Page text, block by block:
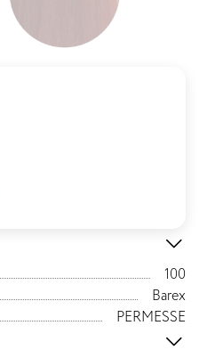
100
Barex
PERMESSE